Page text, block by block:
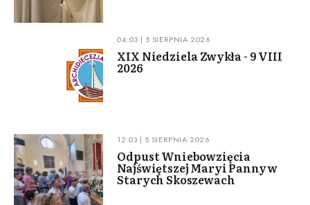
04:03 | 5 SIERPNIA 2026
XIX Niedziela Zwykła - 9 VIII
2026
12:03 | 5 SIERPNIA 2026
Odpust Wniebowzięcia
Najświętszej Maryi Panny w
Starych Skoszewach